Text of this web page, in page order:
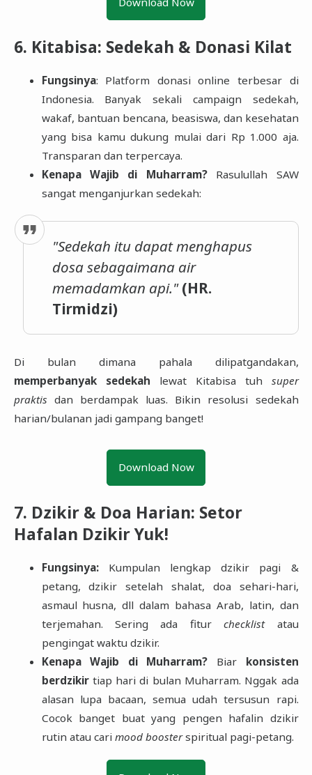
6. Kitabisa: Sedekah & Donasi Kilat
Fungsinya: Platform donasi online terbesar di
Indonesia. Banyak sekali campaign sedekah,
wakaf, bantuan bencana, beasiswa, dan kesehatan
yang bisa kamu dukung mulai dari Rp 1.000 aja.
Transparan dan terpercaya.
Kenapa Wajib di Muharram?Rasulullah SAW
sangat menganjurkan sedekah:
"Sedekah itu dapat menghapus
dosa sebagaimana air
memadamkan api."(HR.
Tirmidzi)
Di bulan dimana pahala dilipatgandakan,
memperbanyak sedekah lewat Kitabisa tuh super
praktis dan berdampak luas. Bikin resolusi sedekah
harian/bulanan jadi gampang banget!
Download Now
7. Dzikir & Doa Harian: Setor
Hafalan Dzikir Yuk!
Fungsinya:Kumpulan lengkap dzikir pagi &
petang, dzikir setelah shalat, doa sehari-hari,
asmaul husna, dll dalam bahasa Arab, latin, dan
terjemahan. Sering ada fiturchecklistatau
pengingat waktu dzikir.
Kenapa Wajib di Muharram? Biar konsisten
berdzikir tiap hari di bulan Muharram. Nggak ada
alasan lupa bacaan, semua udah tersusun rapi.
Cocok banget buat yang pengen hafalin dzikir
rutin atau cari mood boosterspiritual pagi-petang.